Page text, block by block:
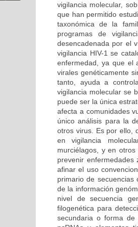
vigilancia molecular,
que han permitido
taxonómica de la
programas de
desencadenada por el
vigilancia HIV-1 se
enfermedad, ya que el
virales genéticamente
tanto, ayuda a
vigilancia molecular se
puede ser la única
afecta a comunidades
único análisis para la
otros virus. Es por ello,
en vigilancia
murciélagos, y en
prevenir enfermedades
afinar el uso
primario de secuencias
de la información
nivel de secuencia
filogenética para
secundaria o forma de